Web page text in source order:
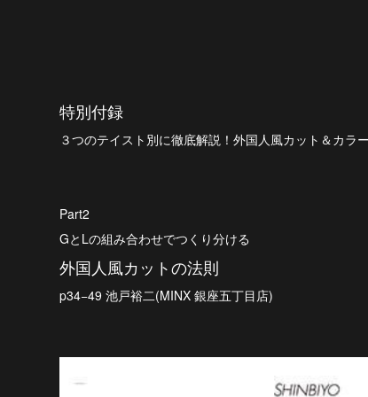
特別付録
３つのテイスト別に徹底解説！外国人風カット＆カラ
Part2
GとLの組み合わせでつくり分ける
外国人風カットの法則
p34−49 池戸裕二(MINX 銀座五丁目店)